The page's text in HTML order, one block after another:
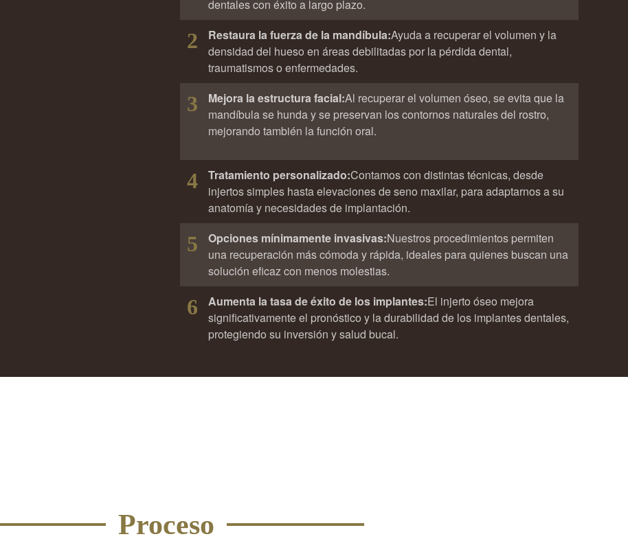
dentales con éxito a largo plazo.
2 Restaura la fuerza de la mandíbula:Ayuda a recuperar el volumen y la
densidad del hueso en áreas debilitadas por la pérdida dental,
traumatismos o enfermedades.
3 Mejora la estructura facial:Al recuperar el volumen óseo, se evita que la
mandíbula se hunda y se preservan los contornos naturales del rostro,
mejorando también la función oral.
4 Tratamiento personalizado:Contamos con distintas técnicas, desde
injertos simples hasta elevaciones de seno maxilar, para adaptarnos a su
anatomía y necesidades de implantación.
5 Opciones mínimamente invasivas:Nuestros procedimientos permiten
una recuperación más cómoda y rápida, ideales para quienes buscan una
solución eficaz con menos molestias.
6 Aumenta la tasa de éxito de los implantes:El injerto óseo mejora
significativamente el pronóstico y la durabilidad de los implantes dentales,
protegiendo su inversión y salud bucal.
Proceso